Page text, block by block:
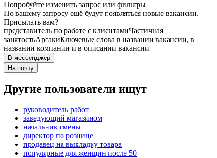
Попробуйте изменить запрос или фильтры
По вашему запросу ещё будут появляться новые вакансии.
Присылать вам?
представитель по работе с клиентамиЧастичная
занятостьАрсакиКлючевые слова в названии вакансии, в
названии компании и в описании вакансии
В мессенджер
На почту
Другие пользователи ищут
руководитель работ
заведующий магазином
начальник смены
директор по рознице
продавец на выкладку товара
популярные для женщин после 50